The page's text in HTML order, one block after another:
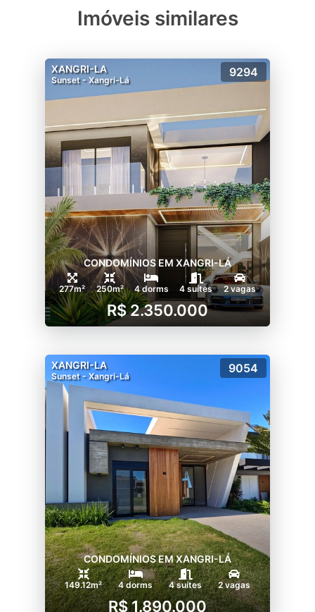
Imóveis similares
XANGRI-LA
Sunset - Xangri-Lá
9294
CONDOMÍNIOS EM XANGRI-LÁ
277m² 250m² 4 dorms 4 suítes 2 vagas
R$ 2.350.000
XANGRI-LA
Sunset - Xangri-Lá
9054
CONDOMÍNIOS EM XANGRI-LÁ
149.12m² 4 dorms 4 suítes 2 vagas
R$ 1.890.000